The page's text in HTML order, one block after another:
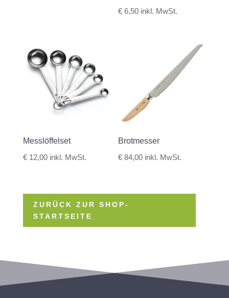
€ 6,50 inkl. MwSt.
Messlöffelset
€12,00 inkl. MwSt.
Brotmesser
€ 84,00 inkl. MwSt.
ZURÜCK ZUR SHOP-
STARTSEITE